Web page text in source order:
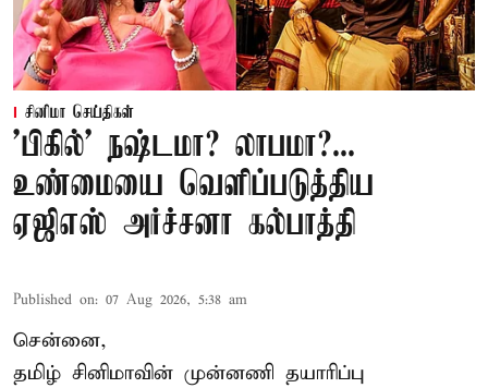
சினிமா செய்திகள்
'பிகில்' நஷ்டமா? லாபமா?...
உண்மையை வெளிப்படுத்திய
ஏஜிஎஸ் அர்ச்சனா கல்பாத்தி
Published on: 07 Aug 2026, 5:38 am
சென்னை,
தமிழ் சினிமாவின் முன்னணி தயாரிப்பு